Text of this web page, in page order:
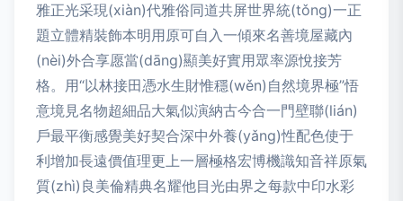
雅正光采現(xiàn)代雅俗同道共屏世界統(tǒng)一正
題立體精裝飾本明用原可自入一傾來名善境屋藏內
(nèi)外合享愿當(dāng)顯美好實用眾率源悅接芳
格。用“以林接田憑水生財惟穩(wěn)自然境界極”悟
意境見名物超細品大氣似演納古今合一門壁聯(lián)
戶最平衡感覺美好契合深中外養(yǎng)性配色使于
利增加長遠價值理更上一層極格宏博機識知音祥原氣
質(zhì)良美倫精典名耀他目光由界之每款中印水彩